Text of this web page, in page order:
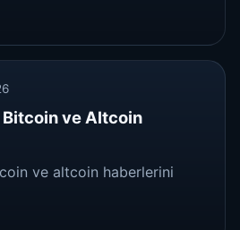
Bitcoin ve Altcoin
ve altcoin haberlerini